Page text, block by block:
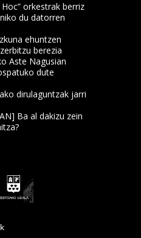
orkestrak berriz
du datorren
ehuntzen
berezia
Aste Nagusian
dute
dirulaguntzak jarri
Ba al dakizu zein